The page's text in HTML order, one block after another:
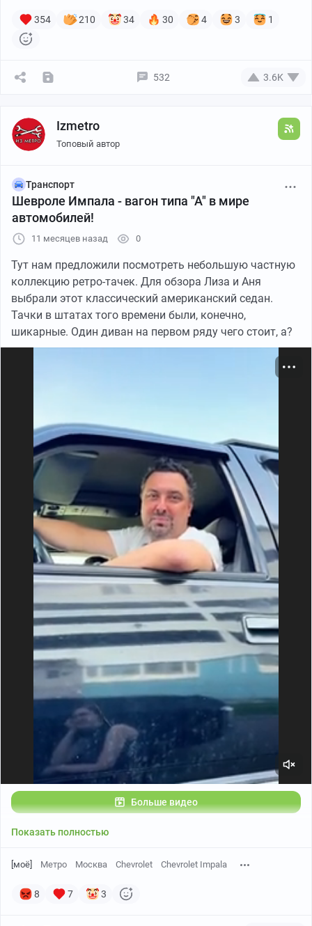
354 210 34 30 4 3 1
532 3.6K
Izmetro
Топовый автор
Транспорт
Шевроле Импала - вагон типа "А" в мире
автомобилей!
11 месяцев назад 0
Тут нам предложили посмотреть небольшую частную
коллекцию ретро-тачек. Для обзора Лиза и Аня
выбрали этот классический американский седан.
Тачки в штатах того времени были, конечно,
шикарные. Один диван на первом ряду чего стоит, а?
Больше видео
Показать полностью
[моё] Метро Москва Chevrolet Chevrolet Impala
8 7 3